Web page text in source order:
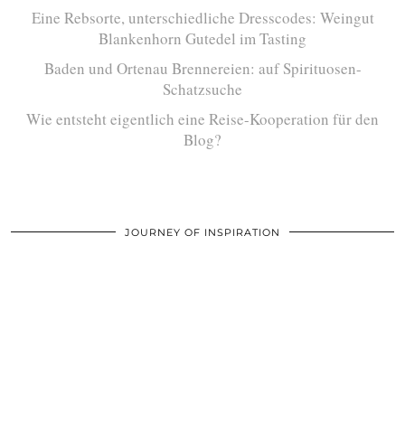
Eine Rebsorte, unterschiedliche Dresscodes: Weingut
Blankenhorn Gutedel im Tasting
Baden und Ortenau Brennereien: auf Spirituosen-
Schatzsuche
Wie entsteht eigentlich eine Reise-Kooperation für den
Blog?
JOURNEY OF INSPIRATION